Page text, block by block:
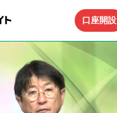
口座開設